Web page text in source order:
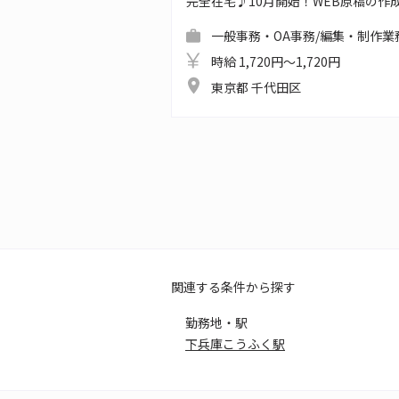
一般事務・OA事務/編集・制作業
時給 1,720円～1,720円
東京都 千代田区
関連する条件から探す
勤務地・駅
下兵庫こうふく駅